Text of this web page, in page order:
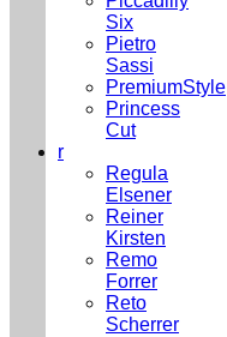
Six
Pietro
Sassi
PremiumStyle
Princess
Cut
r
Regula
Elsener
Reiner
Kirsten
Remo
Forrer
Reto
Scherrer